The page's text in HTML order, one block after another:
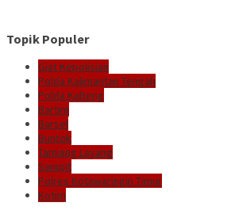
Topik Populer
Giat Kepolisian
Polda Kalimantan Tengah
Polda Kalteng
Bartim
Barsel
Buntok
Tamiang Layang
Sampit
Polres Kotawaringin Timur
Kotim